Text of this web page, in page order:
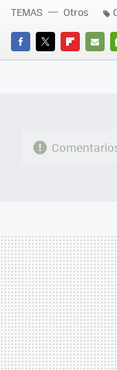
FACEBOOK
TWITTERFLIPBOARD
E-
TEMAS Otros